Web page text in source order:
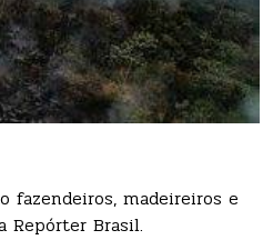
fazendeiros, madeireiros e
Repórter Brasil.